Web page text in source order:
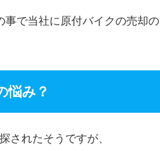
事で当社に原付バイクの売却の
悩み？
されたそうですが、